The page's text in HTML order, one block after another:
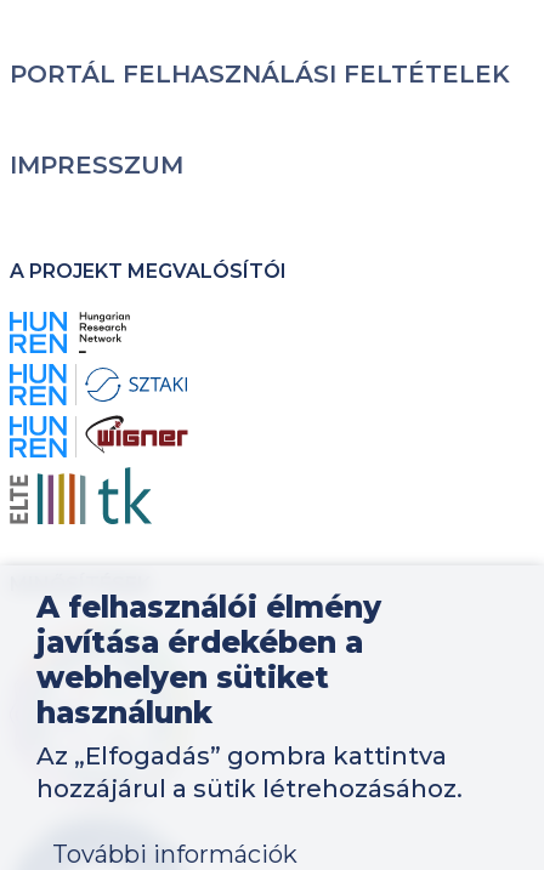
PORTÁL FELHASZNÁLÁSI FELTÉTELEK
IMPRESSZUM
A PROJEKT MEGVALÓSÍTÓI
Kép
Kép
Kép
Kép
Kép
A felhasználói élmény
javítása érdekében a
webhelyen sütiket
használunk
Az „Elfogadás” gombra kattintva
hozzájárul a sütik létrehozásához.
További információk